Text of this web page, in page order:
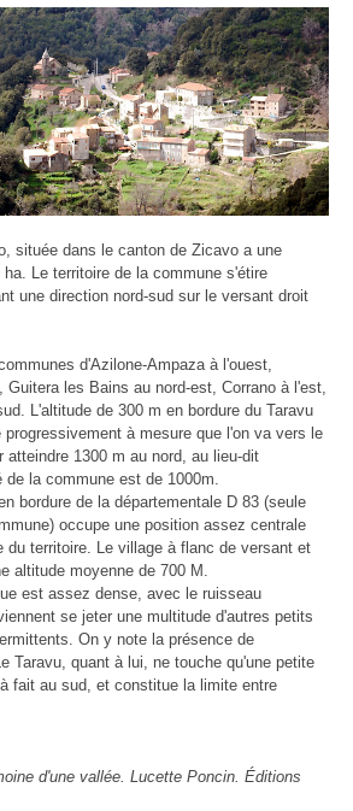
située dans le canton de Zicavo a une
Le territoire de la commune s'étire
une direction nord-sud sur le versant droit
d'Azilone-Ampaza à l'ouest,
Guitera les Bains au nord-est, Corrano à l'est,
L'altitude de 300 m en bordure du Taravu
progressivement à mesure que l'on va vers le
atteindre 1300 m au nord, au lieu-dit
de la commune est de 1000m.
bordure de la départementale D 83 (seule
occupe une position assez centrale
du territoire. Le village à flanc de versant et
altitude moyenne de 700 M.
est assez dense, avec le ruisseau
se jeter une multitude d'autres petits
On y note la présence de
Taravu, quant à lui, ne touche qu'une petite
fait au sud, et constitue la limite entre
d'une vallée. Lucette Poncin. Éditions